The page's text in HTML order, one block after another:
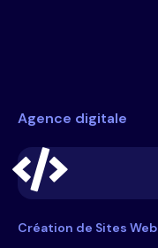
Agence digitale
Création de Sites Web